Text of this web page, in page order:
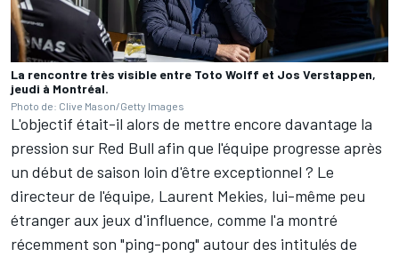
La rencontre très visible entre Toto Wolff et Jos Verstappen,
jeudi à Montréal.
Photo de: Clive Mason/Getty Images
L'objectif était-il alors de mettre encore davantage la
pression sur Red Bull afin que l'équipe progresse après
un début de saison loin d'être exceptionnel ? Le
directeur de l'équipe, Laurent Mekies, lui-même peu
étranger aux jeux d'influence, comme l'a montré
récemment son "ping-pong" autour des intitulés de